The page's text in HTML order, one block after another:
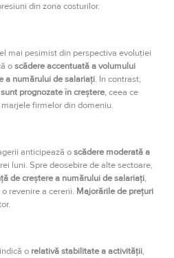
din zona costurilor.
mai pesimist din perspectiva evoluției
oscădere accentuată a volumului
a numărului de salariați. În contrast,
prognozate în creștere, ceea ce
firmelor din domeniu.
anticipează oscădere moderată a
luni. Spre deosebire de alte sectoare,
de creștere a numărului de salariați,
revenire a cererii. Majorările de prețuri
o relativă stabilitate a activității,